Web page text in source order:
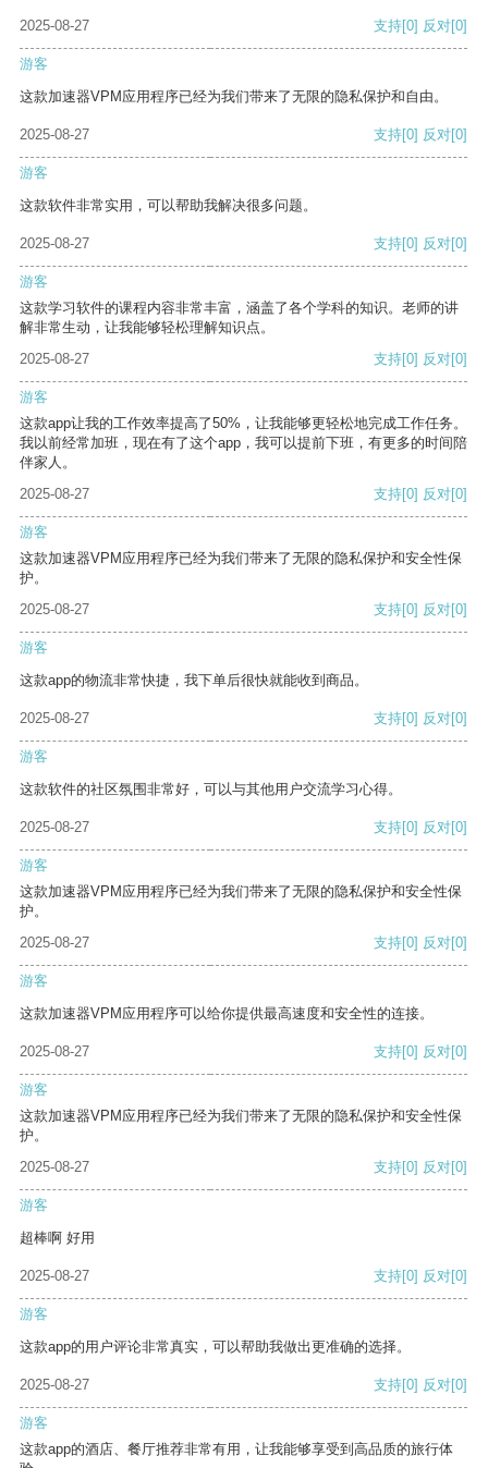
2025-08-27 支持[0] 反对[0]
游客
这款加速器VPM应用程序已经为我们带来了无限的隐私保护和自由。
2025-08-27 支持[0] 反对[0]
游客
这款软件非常实用，可以帮助我解决很多问题。
2025-08-27 支持[0] 反对[0]
游客
这款学习软件的课程内容非常丰富，涵盖了各个学科的知识。老师的讲
解非常生动，让我能够轻松理解知识点。
2025-08-27
支持[0] 反对[0]
游客
这款app让我的工作效率提高了50%，让我能够更轻松地完成工作任务。
我以前经常加班，现在有了这个app，我可以提前下班，有更多的时间陪
伴家人。
2025-08-27
支持[0] 反对[0]
游客
这款加速器VPM应用程序已经为我们带来了无限的隐私保护和安全性保
护。
2025-08-27
支持[0] 反对[0]
游客
这款app的物流非常快捷，我下单后很快就能收到商品。
2025-08-27 支持[0] 反对[0]
游客
这款软件的社区氛围非常好，可以与其他用户交流学习心得。
2025-08-27 支持[0] 反对[0]
游客
这款加速器VPM应用程序已经为我们带来了无限的隐私保护和安全性保
护。
2025-08-27
支持[0] 反对[0]
游客
这款加速器VPM应用程序可以给你提供最高速度和安全性的连接。
2025-08-27 支持[0] 反对[0]
游客
这款加速器VPM应用程序已经为我们带来了无限的隐私保护和安全性保
护。
2025-08-27
支持[0] 反对[0]
游客
超棒啊 好用
2025-08-27 支持[0] 反对[0]
游客
这款app的用户评论非常真实，可以帮助我做出更准确的选择。
2025-08-27 支持[0] 反对[0]
游客
这款app的酒店、餐厅推荐非常有用，让我能够享受到高品质的旅行体